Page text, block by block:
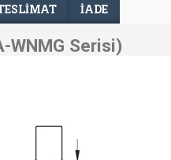
İADE
WNMG Serisi)